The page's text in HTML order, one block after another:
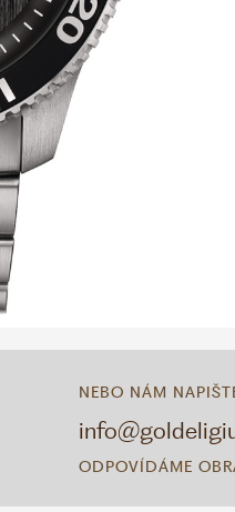
NEBO NÁM
ODPOVÍDÁME